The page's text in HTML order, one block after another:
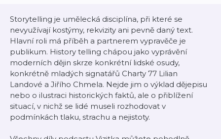
Storytelling je umělecká disciplína, při které se
nevyužívají kostýmy, rekvizity ani pevně daný text.
Hlavní roli má příběh a partnerem vypravěče je
publikum. History telling chápou jako vyprávění
moderních dějin skrze konkrétní lidské osudy,
konkrétně mladých signatářů Charty 77 Lilian
Landové a Jiřího Chmela. Nejde jim o výklad dějepisu
nebo o ilustraci historických faktů, ale o přiblížení
situací, v nichž se lidé museli rozhodovat v
podmínkách tlaku, strachu a nejistoty.